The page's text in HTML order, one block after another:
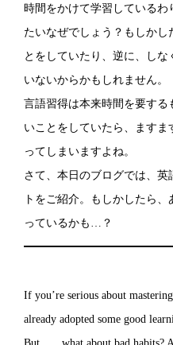
時間をかけて学習している
たいなぜでしょう？もしかし
とをしていたり、逆に、し
いないからかもしれません。
言語習得は本来時間を要す
いことをしていたら、ます
ってしまいますよね。
さて、本日のブログでは、
トをご紹介。もしかしたら
っているかも…？
If you’re serious about
already adopted some good